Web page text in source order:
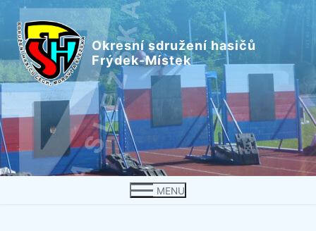
Přeskočit
obsah
Okresní sdružení hasičů
Frýdek-Místek
MENU